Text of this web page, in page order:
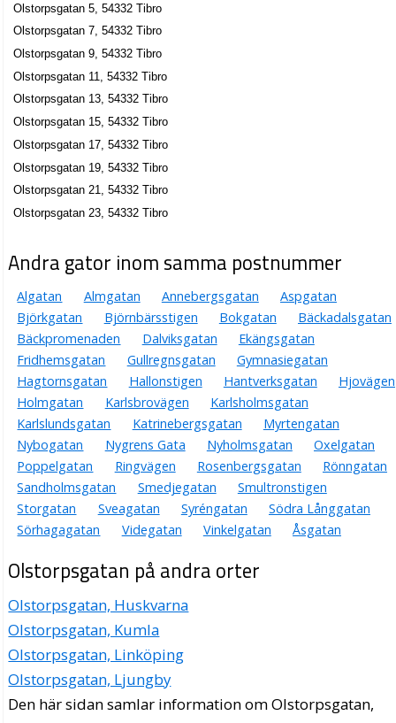
Olstorpsgatan 5, 54332 Tibro
Olstorpsgatan 7, 54332 Tibro
Olstorpsgatan 9, 54332 Tibro
Olstorpsgatan 11, 54332 Tibro
Olstorpsgatan 13, 54332 Tibro
Olstorpsgatan 15, 54332 Tibro
Olstorpsgatan 17, 54332 Tibro
Olstorpsgatan 19, 54332 Tibro
Olstorpsgatan 21, 54332 Tibro
Olstorpsgatan 23, 54332 Tibro
Andra gator inom samma postnummer
Algatan Almgatan Annebergsgatan
Aspgatan
Björkgatan
Björnbärsstigen Bokgatan
Bäckadalsgatan
Bäckpromenaden
Dalviksgatan
Ekängsgatan
Fridhemsgatan
Gullregnsgatan
Gymnasiegatan
Hagtornsgatan
Hallonstigen Hantverksgatan
Hjovägen
Holmgatan
Karlsbrovägen
Karlsholmsgatan
Karlslundsgatan
Katrinebergsgatan
Myrtengatan
Nybogatan
Nygrens Gata Nyholmsgatan
Oxelgatan
Poppelgatan
Ringvägen Rosenbergsgatan
Rönngatan
Sandholmsgatan
Smedjegatan
Smultronstigen
Storgatan
Sveagatan Syréngatan
Södra Långgatan
Sörhagagatan
Videgatan Vinkelgatan Åsgatan
Olstorpsgatan på andra orter
Olstorpsgatan, Huskvarna
Olstorpsgatan, Kumla
Olstorpsgatan, Linköping
Olstorpsgatan, Ljungby
Den här sidan samlar information om Olstorpsgatan,